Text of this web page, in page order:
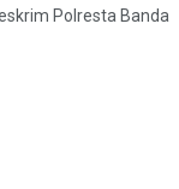
Polresta Banda